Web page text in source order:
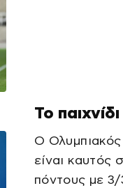
Το παιχνίδι
Ο Ολυμπιακός
είναι καυτός
πόντους με